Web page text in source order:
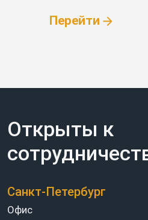
Перейти
Открыты к
Санкт-Петербург
Офис